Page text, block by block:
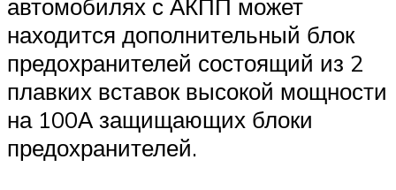
автомобилях с АКПП может
находится дополнительный блок
предохранителей состоящий из 2
плавких вставок высокой мощности
на 100А защищающих блоки
предохранителей.